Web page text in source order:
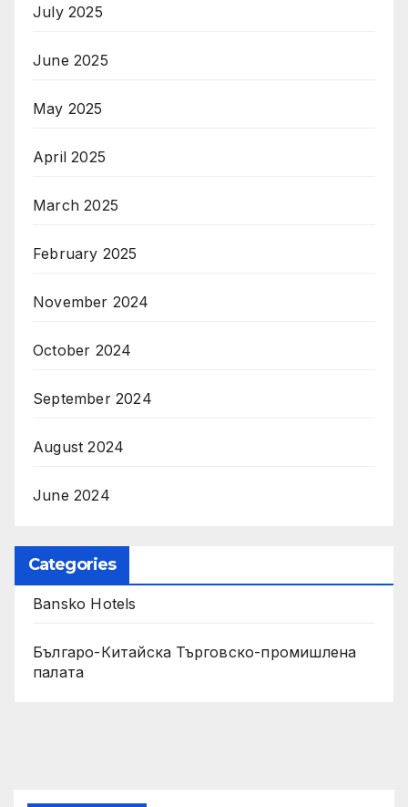
July 2025
June 2025
May 2025
April 2025
March 2025
February 2025
November 2024
October 2024
September 2024
August 2024
June 2024
Categories
Bansko Hotels
Българо-Китайска Търговско-промишлена
палaта